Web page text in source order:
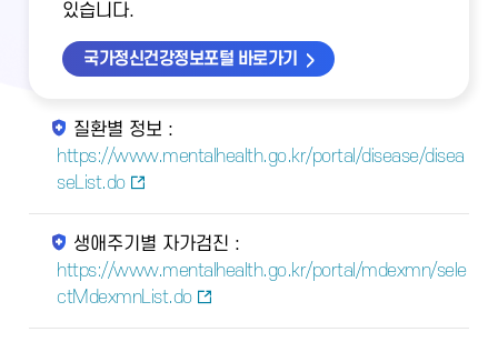
있습니다.
국가정신건강정보포털 바로가기
질환별 정보 :
https://www.mentalhealth.go.kr/portal/disease/disea
seList.do
생애주기별 자가검진 :
https://www.mentalhealth.go.kr/portal/mdexmn/sele
ctMdexmnList.do